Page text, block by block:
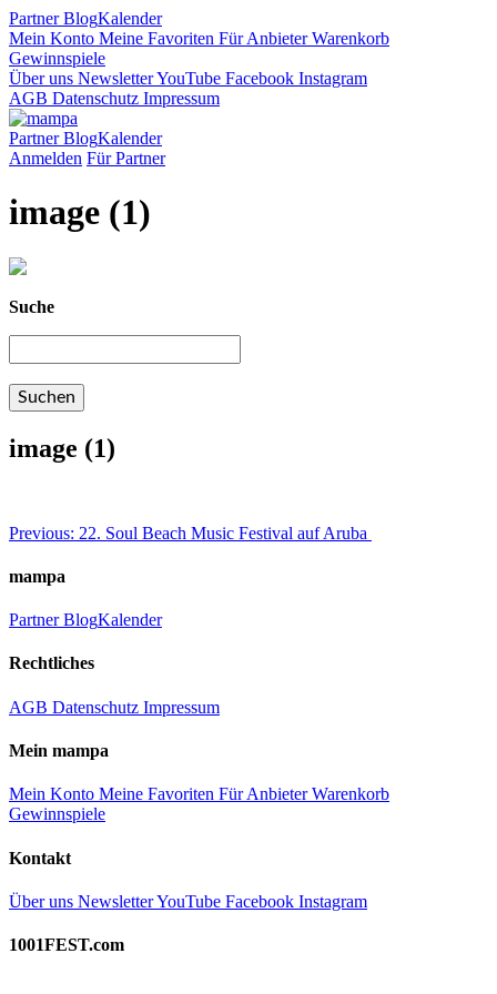
PartnerBlogKalender
Mein Konto Meine Favoriten Für AnbieterWarenkorb
Gewinnspiele
Über uns NewsletterYouTube Facebook Instagram
AGB Datenschutz Impressum
PartnerBlogKalender
Anmelden Für Partner
image (1)
Suche
image (1)
Beitragsnavigation
Previous: 22. Soul Beach Music Festival auf Aruba
mampa
PartnerBlogKalender
Rechtliches
AGB Datenschutz Impressum
Mein mampa
Mein Konto Meine Favoriten Für AnbieterWarenkorb
Gewinnspiele
Kontakt
Über uns NewsletterYouTube Facebook Instagram
1001FEST.com